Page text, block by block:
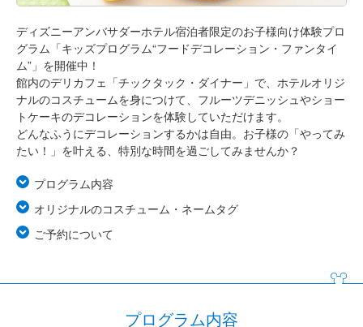
ディズニーアンバサダーホテル宿泊者限定のお子様向け体験プロ
グラム「キッズプログラム“フードデコレーション・ファンタイ
ム”」を開催中！
館内のデリカフェ「チックタック・ダイナー」で、ホテルオリジ
ナルのコスチュームを身につけて、フルーツデニッシュやショー
トケーキのデコレーションを体験していただけます。
どんなふうにデコレーションするかは自由。お子様の「やってみ
たい！」を叶える、特別な時間を過ごしてみませんか？
プログラム内容
オリジナルのコスチューム・ネームタグ
ご予約について
プログラム内容